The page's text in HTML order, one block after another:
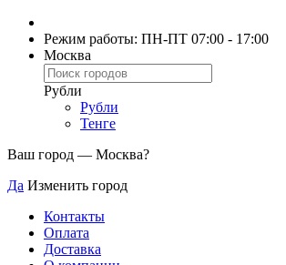
Режим работы: ПН-ПТ 07:00 - 17:00
Москва
Рубли
Рубли
Тенге
Ваш город — Москва?
Да Изменить город
Контакты
Оплата
Доставка